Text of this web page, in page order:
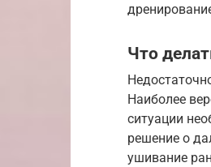
Что
Наиболее
ситуации
решение о
ушивание